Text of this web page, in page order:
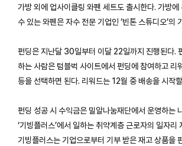
가방 외에 업사이클링 와펜 세트도 출시한다. 가방에
수 있는 와펜은 자수 전문 기업인 ‘빈톤 스튜디오’의
펀딩은 지난달 30일부터 이달 22일까지 진행된다.
하는 사람은 텀블벅 사이트에서 펀딩에 참여하고 리
등을 선택하면 된다. 리워드는 12월 중 배송을 시작
펀딩 성공 시 수익금은 밀알나눔재단에서 운영하는
‘기빙플러스’에서 일하는 취약계층 근로자의 일자리
기빙플러스는 기업으로부터 기부 받은 재고 상품을